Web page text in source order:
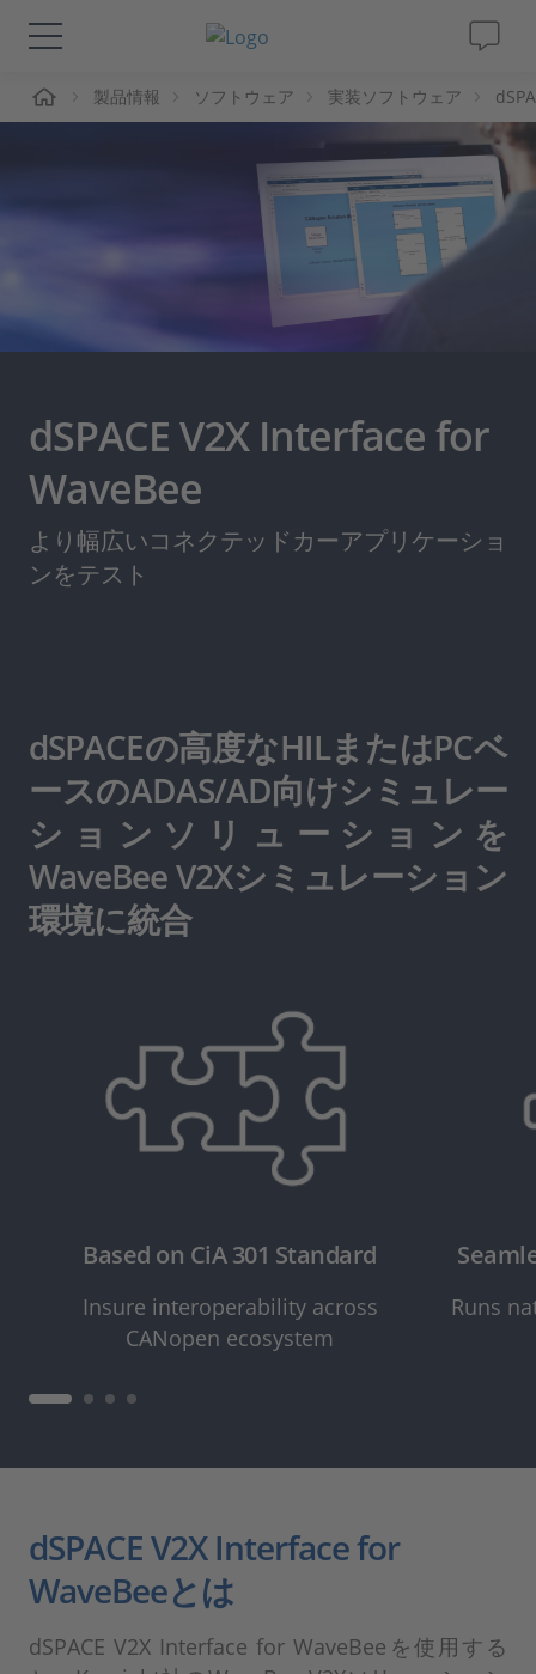
ソリューションと製品
Magazine
採用情報
製品情報 ソフトウェア 実装ソフトウェア
dSPACE V2X Interface for
WaveBee
より幅広いコネクテッドカーアプリケーショ
ンをテスト
dSPACEの高度なHILまたはPCベ
ースのADAS/AD向けシミュレー
ションソリューションを
WaveBee V2Xシミュレーション
環境に統合
Based on CiA 301 Standard
Insure interoperability across
CANopen ecosystem
Runs
dSPACE V2X Interface for
WaveBeeとは
dSPACE V2X Interface for WaveBeeを使用する